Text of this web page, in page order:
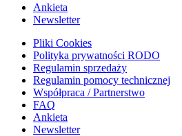
Ankieta
Newsletter
Pliki Cookies
Polityka prywatności RODO
Regulamin sprzedaży
Regulamin pomocy technicznej
Współpraca / Partnerstwo
FAQ
Ankieta
Newsletter